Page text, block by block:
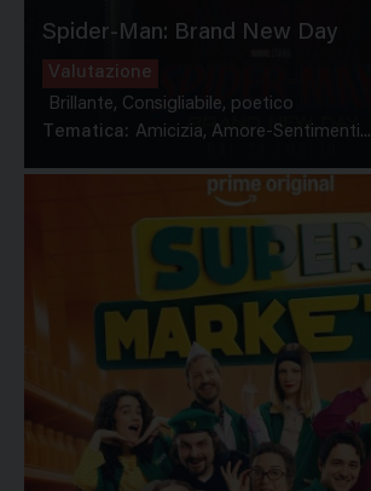
Spider-Man: Brand New Day
Valutazione
Brillante, Consigliabile, poetico
Tematica: Amicizia, Amore-Sentimenti...